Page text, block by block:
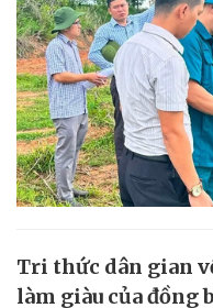
Tri thức dân gian
làm giàu của đồng